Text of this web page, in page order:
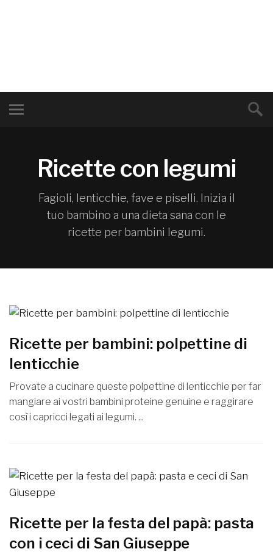
Ricette con legumi
Fagioli, lenticchie, fave e piselli. Inizia il
tuo bambino a una dieta sana con le
ricette per bambini legumi.
Ricette per bambini: polpettine di
lenticchie
Provate a cucinare queste polpettine di lenticchie per far
mangiare ai vostri bambini proteine genuine e raggirare
così i capricci legati ai legumi. ...
Ricette per la festa del papà: pasta
con i ceci di San Giuseppe